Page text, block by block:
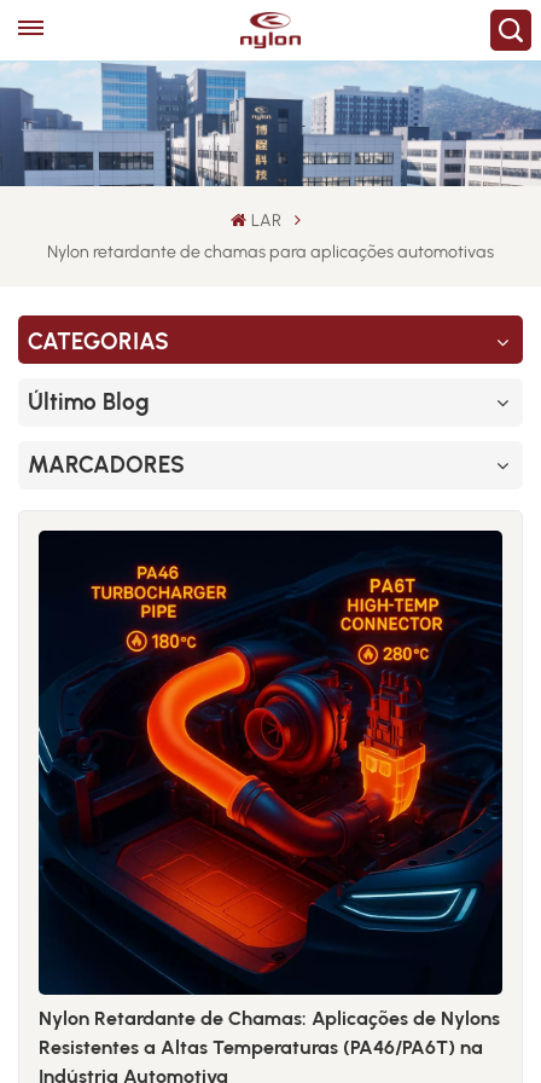
LAR
Nylon retardante de chamas para aplicações automotivas
CATEGORIAS
Último Blog
MARCADORES
Nylon Retardante de Chamas: Aplicações de Nylons
Resistentes a Altas Temperaturas (PA46/PA6T) na
Indústria Automotiva